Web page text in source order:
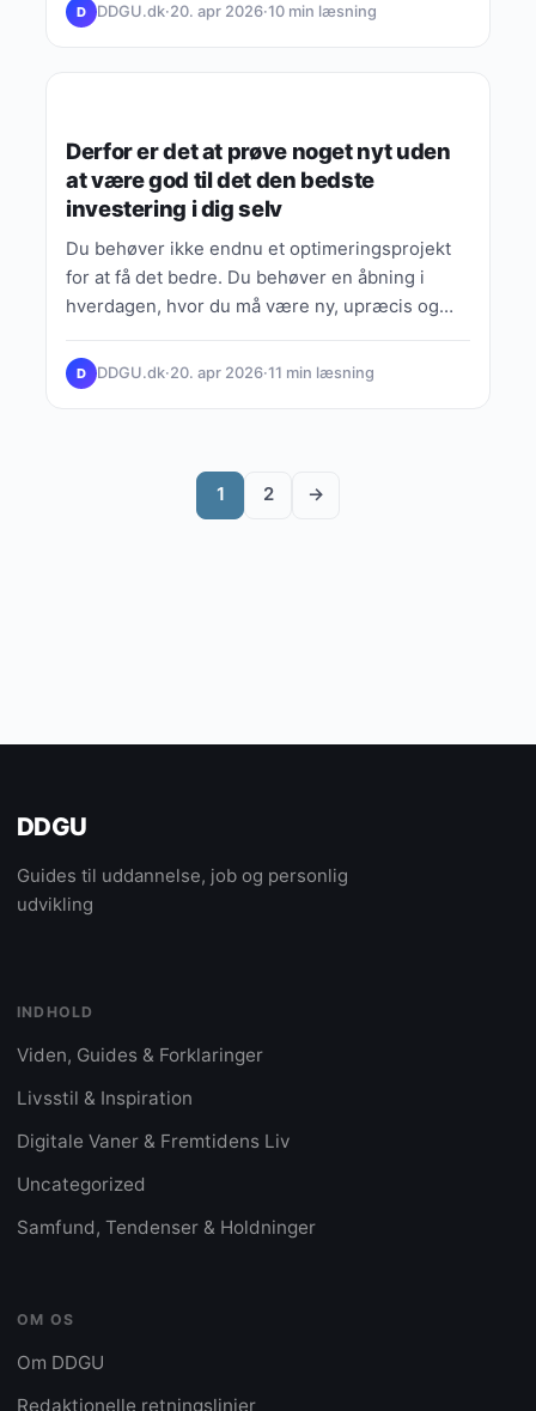
D DDGU.dk·20. apr 2026·10 min læsning
Derfor er det at prøve noget nyt uden
at være god til det den bedste
investering i dig selv
Du behøver ikke endnu et optimeringsprojekt
for at få det bedre. Du behøver en åbning i
hverdagen, hvor du må være ny, upræcis og…
D DDGU.dk·20. apr 2026·11 min læsning
1 2 →
DDGU
Guides til uddannelse, job og personlig
udvikling
INDHOLD
Viden, Guides & Forklaringer
Livsstil & Inspiration
Digitale Vaner & Fremtidens Liv
Uncategorized
Samfund, Tendenser & Holdninger
OM OS
Om DDGU
Redaktionelle retningslinjer